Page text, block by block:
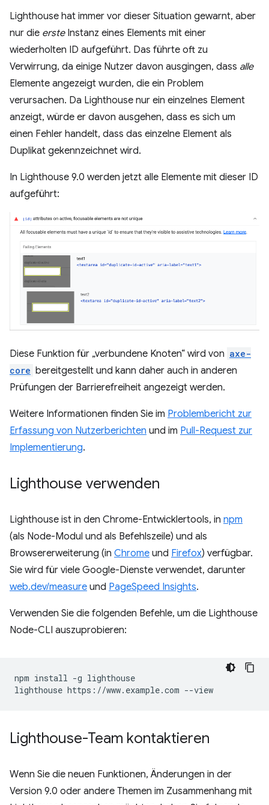
Lighthouse hat immer vor dieser Situation gewarnt, aber
nur die ersteInstanz eines Elements mit einer
wiederholten ID aufgeführt. Das führte oft zu
Verwirrung, da einige Nutzer davon ausgingen, dass alle
Elemente angezeigt wurden, die ein Problem
verursachen. Da Lighthouse nur ein einzelnes Element
anzeigt, würde er davon ausgehen, dass es sich um
einen Fehler handelt, dass das einzelne Element als
Duplikat gekennzeichnet wird.
In Lighthouse 9.0 werden jetzt alle Elemente mit dieser ID
aufgeführt:
Diese Funktion für „verbundene Knoten“ wird von axe-
core bereitgestellt und kann daher auch in anderen
Prüfungen der Barrierefreiheit angezeigt werden.
Weitere Informationen finden Sie im Problembericht zur
Erfassung von Nutzerberichten und im Pull-Request zur
Implementierung.
Lighthouse verwenden
Lighthouse ist in den Chrome-Entwicklertools, in npm
(als Node-Modul und als Befehlszeile) und als
Browsererweiterung (in Chrome und Firefox) verfügbar.
Sie wird für viele Google-Dienste verwendet, darunter
web.dev/measure und PageSpeed Insights.
Verwenden Sie die folgenden Befehle, um die Lighthouse
Node-CLI auszuprobieren:
npm install -g lighthouse
Lighthouse-Team kontaktieren
Wenn Sie die neuen Funktionen, Änderungen in der
Version 9.0 oder andere Themen im Zusammenhang mit